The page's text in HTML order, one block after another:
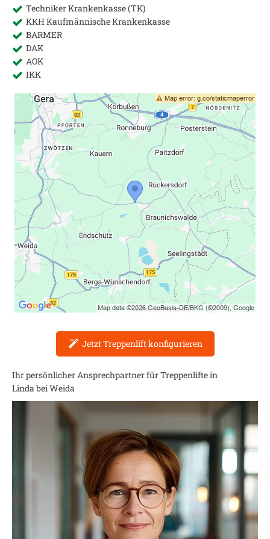
Techniker Krankenkasse (TK)
KKH Kaufmännische Krankenkasse
BARMER
DAK
AOK
IKK
Jetzt Treppenlift konfigurieren
Ihr persönlicher Ansprechpartner für Treppenlifte in
Linda bei Weida